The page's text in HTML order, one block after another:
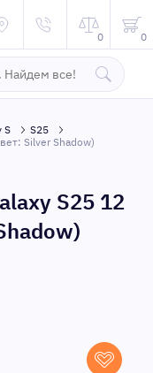
0 0
S
S25
Silver Shadow)
S25 12